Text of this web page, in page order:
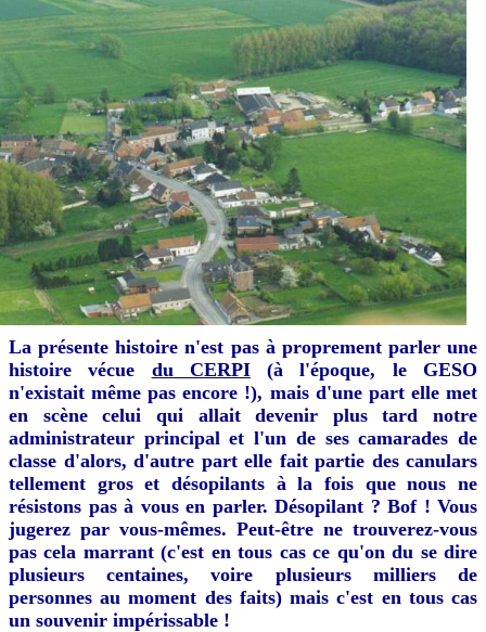
La présente histoire n'est pas à proprement parler une
histoire vécue du CERPI(à l'époque, le GESO
n'existait même pas encore !), mais d'une part elle met
en scène celui qui allait devenir plus tard notre
administrateur principal et l'un de ses camarades de
classe d'alors, d'autre part elle fait partie des canulars
tellement gros et désopilants à la fois que nous ne
résistons pas à vous en parler. Désopilant ? Bof ! Vous
jugerez par vous-mêmes. Peut-être ne trouverez-vous
pas cela marrant (c'est en tous cas ce qu'on du se dire
plusieurs centaines, voire plusieurs milliers de
personnes au moment des faits) mais c'est en tous cas
un souvenir impérissable !